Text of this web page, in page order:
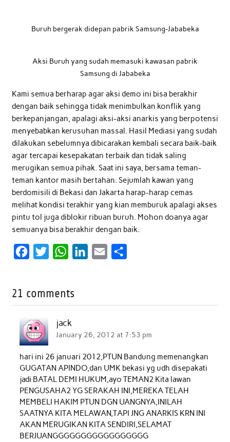
Buruh bergerak didepan pabrik Samsung-Jababeka
Aksi Buruh yang sudah memasuki kawasan pabrik
Samsung di Jababeka
Kami semua berharap agar aksi demo ini bisa berakhir
dengan baik sehingga tidak menimbulkan konflik yang
berkepanjangan, apalagi aksi-aksi anarkis yang berpotensi
menyebabkan kerusuhan massal. Hasil Mediasi yang sudah
dilakukan sebelumnya dibicarakan kembali secara baik-baik
agar tercapai kesepakatan terbaik dan tidak saling
merugikan semua pihak. Saat ini saya, bersama teman-
teman kantor masih bertahan. Sejumlah kawan yang
berdomisili di Bekasi dan Jakarta harap-harap cemas
melihat kondisi terakhir yang kian memburuk apalagi akses
pintu tol juga diblokir ribuan buruh. Mohon doanya agar
semuanya bisa berakhir dengan baik.
e
o
o
k
t
W
t
A
p
n
21 comments
jack
January 26, 2012 at 7:53 pm
hari ini 26 januari 2012,PTUN Bandung memenangkan
GUGATAN APINDO,dan UMK bekasi yg udh disepakati
jadi BATAL DEMI HUKUM,ayo TEMAN2 Kita lawan
PENGUSAHA2 YG SERAKAH INI,MEREKA TELAH
MEMBELI HAKIM PTUN DGN UANGNYA,INILAH
SAATNYA KITA MELAWAN,TAPI JNG ANARKIS KRN INI
AKAN MERUGIKAN KITA SENDIRI,SELAMAT
BERJUANGGGGGGGGGGGGGGGGG